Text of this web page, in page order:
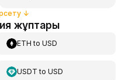
↓
жұптары
ETH toUSD
USDT toUSD